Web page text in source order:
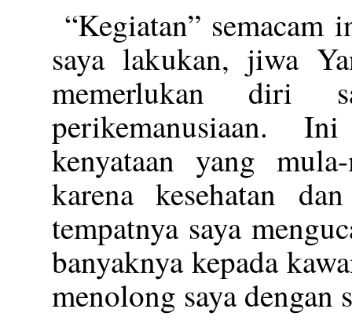
“Kegiatan” semacam
saya lakukan, jiwa
memerlukan diri
perikemanusiaan.
kenyataan yang
karena kesehatan
tempatnya saya
banyaknya kepada
menolong saya dengan